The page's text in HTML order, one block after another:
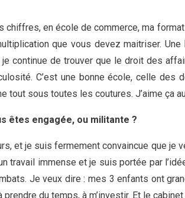
chiffres, en école de commerce, ma
que vous devez maitriser. Une
continue de trouver que le droit des
C’est une bonne école, celle des
tout sous toutes les coutures. J’aime ça
êtes engagée, ou militante ?
et je suis fermement convaincue que je
travail immense et je suis portée par
Je veux dire : mes 3 enfants ont
du temps, à m’investir. Et le